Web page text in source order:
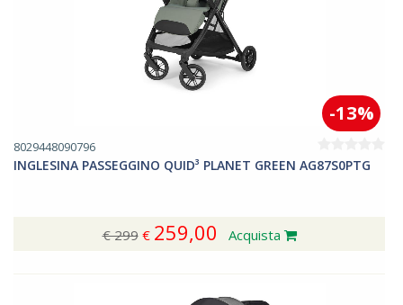
8029448090796
INGLESINA PASSEGGINO QUID³ PLANET GREEN AG87S0PTG
€ 299€ 259,00
-13%
Acquista